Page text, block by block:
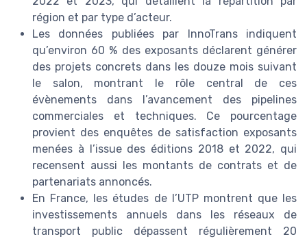
région et par type d’acteur.
Les données publiées par InnoTrans indiquent
qu’environ 60 % des exposants déclarent générer
des projets concrets dans les douze mois suivant
le salon, montrant le rôle central de ces
évènements dans l’avancement des pipelines
commerciales et techniques. Ce pourcentage
provient des enquêtes de satisfaction exposants
menées à l’issue des éditions 2018 et 2022, qui
recensent aussi les montants de contrats et de
partenariats annoncés.
En France, les études de l’UTP montrent que les
investissements annuels dans les réseaux de
transport public dépassent régulièrement 20